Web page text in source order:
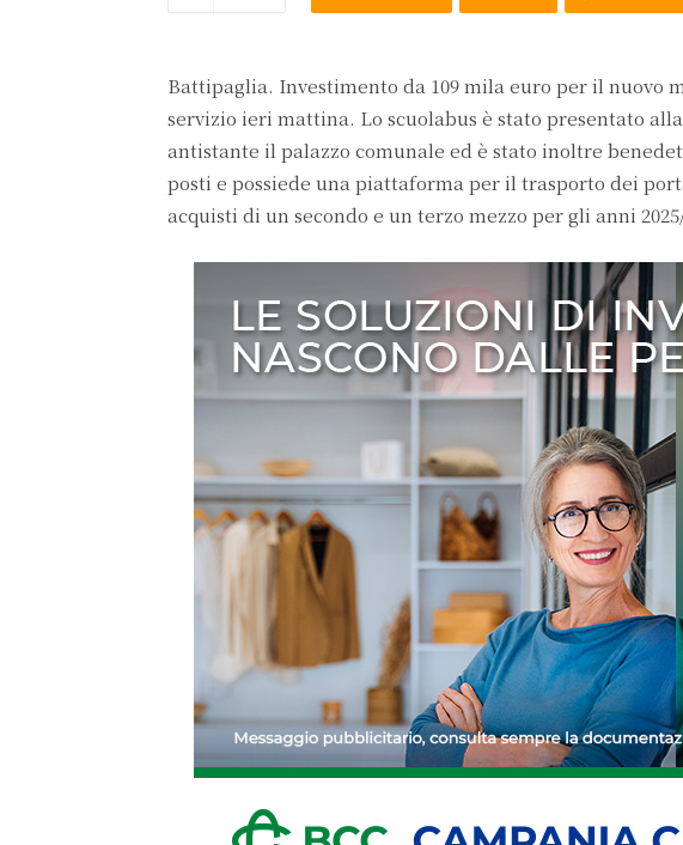
Battipaglia. Investimento da 109 mila euro per il nuovo
servizio ieri mattina. Lo scuolabus è stato presentato
antistante il palazzo comunale ed è stato inoltre
posti e possiede una piattaforma per il trasporto dei
acquisti di un secondo e un terzo mezzo per gli anni